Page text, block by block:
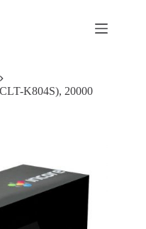
K804S), 20000